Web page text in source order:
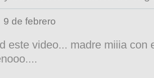
9 de febrero
este video... madre miiia con